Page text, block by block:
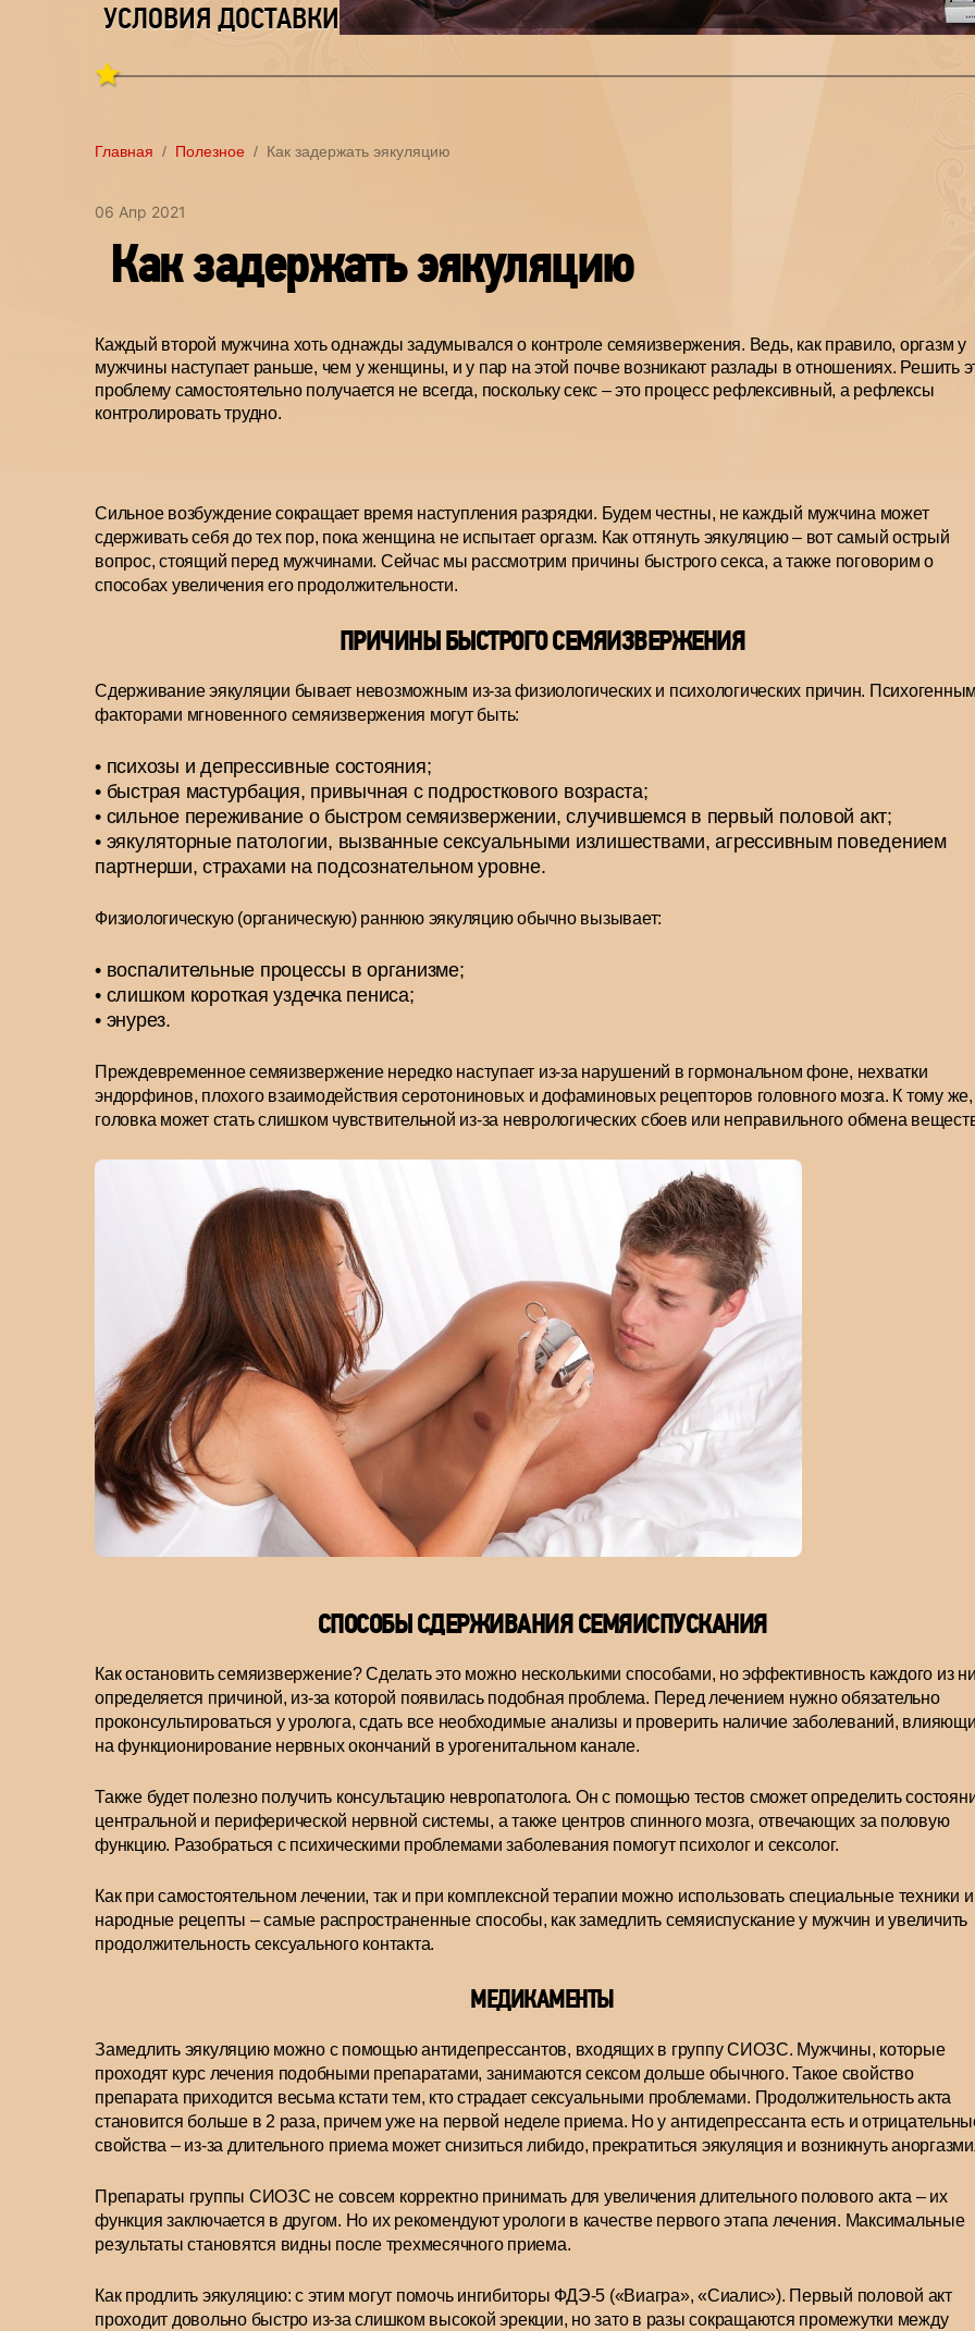
УСЛОВИЯ ДОСТАВКИ
Главная Полезное Как задержать эякуляцию
06 Апр 2021
Как задержать эякуляцию
Каждый второй мужчина хоть однажды задумывался о контроле семяизвержения. Ведь, как правило, оргазм у
мужчины наступает раньше, чем у женщины, и у пар на этой почве возникают разлады в отношениях. Решить
проблему самостоятельно получается не всегда, поскольку секс – это процесс рефлексивный, а рефлексы
контролировать трудно.
Сильное возбуждение сокращает время наступления разрядки. Будем честны, не каждый мужчина может
сдерживать себя до тех пор, пока женщина не испытает оргазм. Как оттянуть эякуляцию – вот самый острый
вопрос, стоящий перед мужчинами. Сейчас мы рассмотрим причины быстрого секса, а также поговорим о
способах увеличения его продолжительности.
ПРИЧИНЫ БЫСТРОГО СЕМЯИЗВЕРЖЕНИЯ
Сдерживание эякуляции бывает невозможным из-за физиологических и психологических причин.
факторами мгновенного семяизвержения могут быть:
психозы и депрессивные состояния;
быстрая мастурбация, привычная с подросткового возраста;
сильное переживание о быстром семяизвержении, случившемся в первый половой акт;
эякуляторные патологии, вызванные сексуальными излишествами, агрессивным поведением
партнерши, страхами на подсознательном уровне.
Физиологическую (органическую) раннюю эякуляцию обычно вызывает:
воспалительные процессы в организме;
слишком короткая уздечка пениса;
энурез.
Преждевременное семяизвержение нередко наступает из-за нарушений в гормональном фоне, нехватки
эндорфинов, плохого взаимодействия серотониновых и дофаминовых рецепторов головного мозга. К тому же,
головка может стать слишком чувствительной из-за неврологических сбоев или неправильного обмена
СПОСОБЫ СДЕРЖИВАНИЯ СЕМЯИСПУСКАНИЯ
Как остановить семяизвержение? Сделать это можно несколькими способами, но эффективность каждого из
определяется причиной, из-за которой появилась подобная проблема. Перед лечением нужно обязательно
проконсультироваться у уролога, сдать все необходимые анализы и проверить наличие заболеваний,
на функционирование нервных окончаний в урогенитальном канале.
Также будет полезно получить консультацию невропатолога. Он с помощью тестов сможет определить
центральной и периферической нервной системы, а также центров спинного мозга, отвечающих за половую
функцию. Разобраться с психическими проблемами заболевания помогут психолог и сексолог.
Как при самостоятельном лечении, так и при комплексной терапии можно использовать специальные техники и
народные рецепты – самые распространенные способы, как замедлить семяиспускание у мужчин и увеличить
продолжительность сексуального контакта.
МЕДИКАМЕНТЫ
Замедлить эякуляцию можно с помощью антидепрессантов, входящих в группу СИОЗС. Мужчины, которые
проходят курс лечения подобными препаратами, занимаются сексом дольше обычного. Такое свойство
препарата приходится весьма кстати тем, кто страдает сексуальными проблемами. Продолжительность акта
становится больше в 2 раза, причем уже на первой неделе приема. Но у антидепрессанта есть и
свойства – из-за длительного приема может снизиться либидо, прекратиться эякуляция и возникнуть
Препараты группы СИОЗС не совсем корректно принимать для увеличения длительного полового акта – их
функция заключается в другом. Но их рекомендуют урологи в качестве первого этапа лечения. Максимальные
результаты становятся видны после трехмесячного приема.
Как продлить эякуляцию: с этим могут помочь ингибиторы ФДЭ-5 («Виагра», «Сиалис»). Первый половой акт
проходит довольно быстро из-за слишком высокой эрекции, но зато в разы сокращаются промежутки между